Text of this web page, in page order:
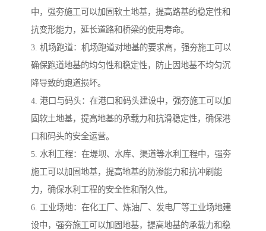
中，强夯施工可以加固软土地基，提高路基的稳定性和
抗变形能力，延长道路和桥梁的使用寿命。
3. 机场跑道：机场跑道对地基的要求高，强夯施工可以
确保跑道地基的均匀性和稳定性，防止因地基不均匀沉
降导致的跑道损坏。
4. 港口与码头：在港口和码头建设中，强夯施工可以加
固软土地基，提高地基的承载力和抗滑稳定性，确保港
口和码头的安全运营。
5. 水利工程：在堤坝、水库、渠道等水利工程中，强夯
施工可以加固地基，提高地基的防渗能力和抗冲刷能
力，确保水利工程的安全性和耐久性。
6. 工业场地：在化工厂、炼油厂、发电厂等工业场地建
设中，强夯施工可以加固地基，提高地基的承载力和稳